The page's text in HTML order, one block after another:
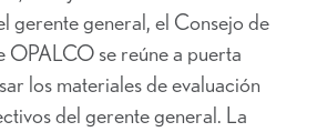
gerente general, el Consejo de
OPALCO se reúne a puerta
los materiales de evaluación
del gerente general. La